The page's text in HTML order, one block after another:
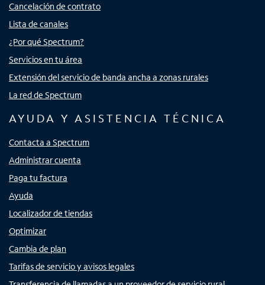
Cancelación de contrato
Lista de canales
¿Por qué Spectrum?
Servicios en tu área
Extensión del servicio de banda ancha a zonas rurales
La red de Spectrum
AYUDA Y ASISTENCIA TÉCNICA
Contacta a Spectrum
Administrar cuenta
Paga tu factura
Ayuda
Localizador de tiendas
Optimizar
Cambia de plan
Tarifas de servicio y avisos legales